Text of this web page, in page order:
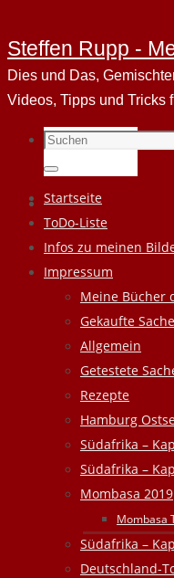
Steffen Rupp -
Dies und Das,
Videos, Tipps und Tricks
Suchen
nach:
Suchen
Zum
Inhalt
springen
Startseite
ToDo-Liste
Infos zu meinen
Impressum
Meine Bücher
Gekaufte
Allgemein
Getestete
Rezepte
Hamburg
Südafrika –
Südafrika –
Mombasa 2019
Mombasa
Südafrika –
Deutschland-